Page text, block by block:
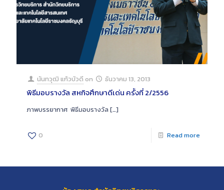
นันทวุฒิ แก้วบัวดี on ธันวาคม 13, 2013
พิธีมอบรางวัล สหกิจศึกษาดีเด่น ครั้งที่ 2/2556
ภาพบรรยากาศ พิธีมอบรางวัล […]
0 Read more